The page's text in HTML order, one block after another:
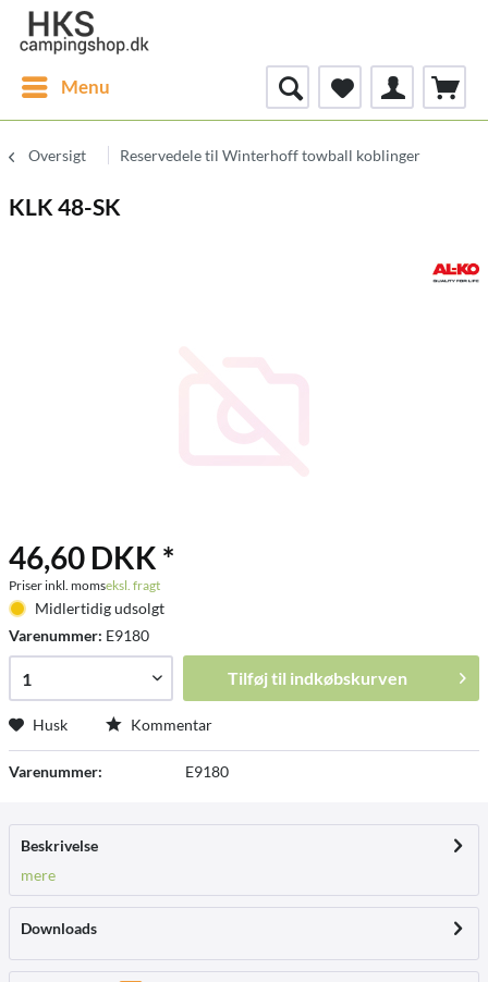
Menu
Oversigt Reservedele til Winterhoff towball koblinger
KLK 48-SK
46,60 DKK *
Priser inkl. momseksl. fragt
Midlertidig udsolgt
Varenummer: E9180
Tilføj til indkøbskurven
Husk Kommentar
Varenummer: E9180
Beskrivelse
mere
Downloads